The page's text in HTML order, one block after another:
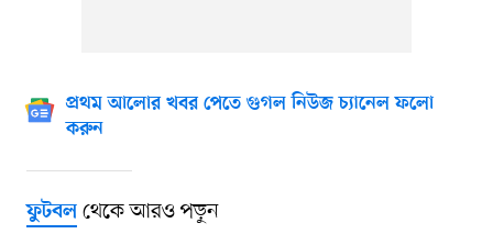
প্রথম আলোর খবর পেতে গুগল নিউজ চ্যানেল ফলো
করুন
ফুটবলথেকে আরও পড়ুন